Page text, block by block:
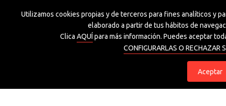
Grupo Spri
eu es
Utilizamos cookies propias y de terceros para fines analíticos y
elaborado a partir de tus hábitos de
Clica AQUÍpara más información. Puedes aceptar
CONFIGURARLAS O RECHAZAR
Aceptar